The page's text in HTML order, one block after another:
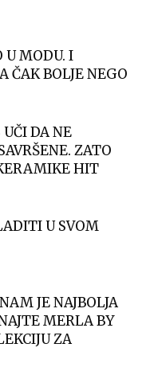
U MODU. I
ČAK BOLJE NEGO
DA NE
ZATO
HIT
U SVOM
JE NAJBOLJA
MERLA BY
ZA